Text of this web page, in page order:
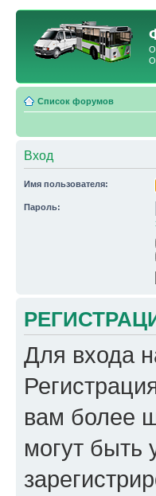
Список форумов
Вход
Имя пользователя:
Пароль:
Для входа
вам более
могут быть